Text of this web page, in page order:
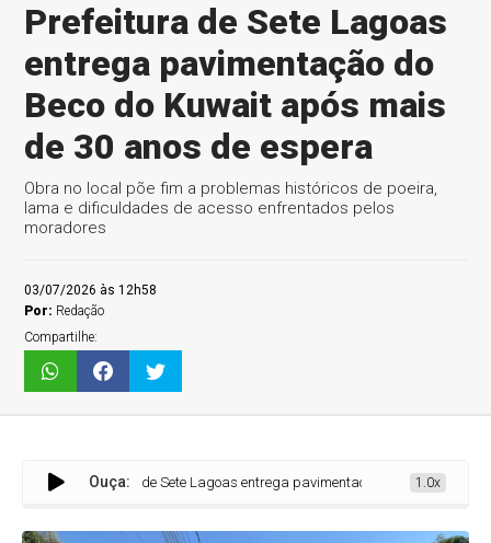
Prefeitura de Sete Lagoas
entrega pavimentação do
Beco do Kuwait após mais
de 30 anos de espera
Obra no local põe fim a problemas históricos de poeira,
lama e dificuldades de acesso enfrentados pelos
moradores
03/07/2026 às 12h58
Por: Redação
Compartilhe:
Ouça:
Prefeitura de Sete Lagoas entrega pavimentação do Beco do Kuwait após
1.0x